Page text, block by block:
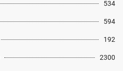
534
594
192
2300